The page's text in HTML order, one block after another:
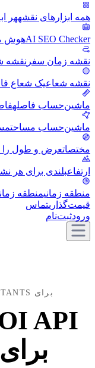
همه ابزارهای نقشههر
AI SEO Checkerهوش
نقشه زمان سفر نقشه
نقشه شعاعیک شعاع
ماشین‌حساب فاصله
ماشین‌حساب مساحت
مختصاتعرض و طول را
ارتفاعبلندی برای هر
منطقه زمانیمنطقه
قیمت‌گذاریتماس
ورودثبت‌نام
برای AI CODING ASSISTANTS و AGENTS
API